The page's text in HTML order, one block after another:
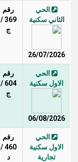
الحي
الثاني سكنية
26/07/2026
رقم
369 /
ج
الحي
الاول سكنية
06/08/2026
رقم
604 /
ج
الحي
الاول سكنية
تجارية
رقم
460 /
د